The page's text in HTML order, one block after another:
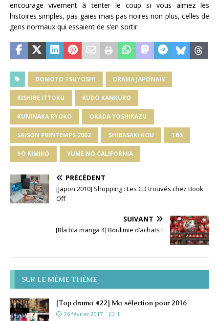
encourage vivement à tenter le coup si vous aimez les
histoires simples, pas gaies mais pas noires non plus, celles de
gens normaux qui essaient de s’en sortir.
DOMOTO TSUYOSHI DRAMA JAPONAIS
KISHIBE ITTOKU KUDO KANKURO
KUNINAKA RYOKO OKADA YOSHIKAZU
SAISON PRINTEMPS 2002 SHIBASAKI KOU TBS
YO KIMIKO YUME NO CALIFORNIA
PRÉCÉDENT
[Japon 2010] Shopping : Les CD trouvés chez Book
Off
SUIVANT
[Bla bla manga 4] Boulimie d’achats !
SUR LE MÊME THÈME
[Top drama #22] Ma sélection pour 2016
26 février 2017 1